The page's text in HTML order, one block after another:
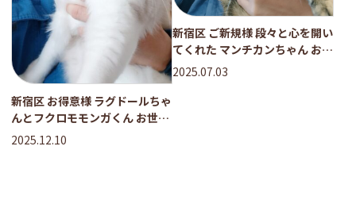
新宿区 お得意様 ラグドールちゃ
んとフクロモモンガくん お世話
レポート
2025.12.10
新宿区 ご新規様 段々と心を開い
てくれた マンチカンちゃん お世
話レポート
2025.07.03